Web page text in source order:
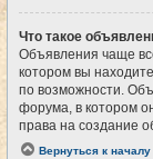
Что такое
Объявления чаще
котором вы
по возможности.
форума, в котором
права на создание
Вернуться к началу